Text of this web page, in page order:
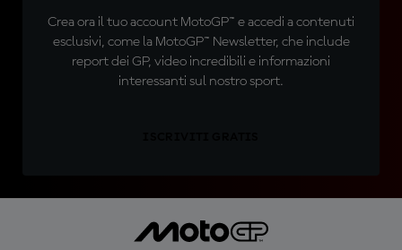
Crea ora il tuo account MotoGP™ e accedi a contenuti
esclusivi, come la MotoGP™ Newsletter, che include
report dei GP, video incredibili e informazioni
interessanti sul nostro sport.